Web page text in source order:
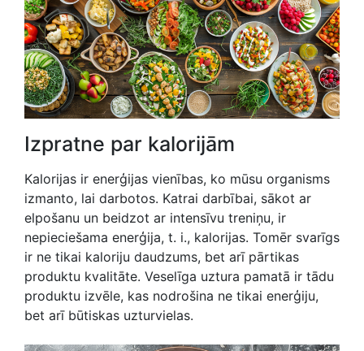
Izpratne par kalorijām
Kalorijas ir enerģijas vienības, ko mūsu organisms
izmanto, lai darbotos. Katrai darbībai, sākot ar
elpošanu un beidzot ar intensīvu treniņu, ir
nepieciešama enerģija, t. i., kalorijas. Tomēr svarīgs
ir ne tikai kaloriju daudzums, bet arī pārtikas
produktu kvalitāte. Veselīga uztura pamatā ir tādu
produktu izvēle, kas nodrošina ne tikai enerģiju,
bet arī būtiskas uzturvielas.